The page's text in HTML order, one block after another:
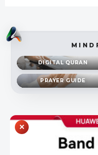
DIGITAL QURAN
PRAYER GUIDE
×